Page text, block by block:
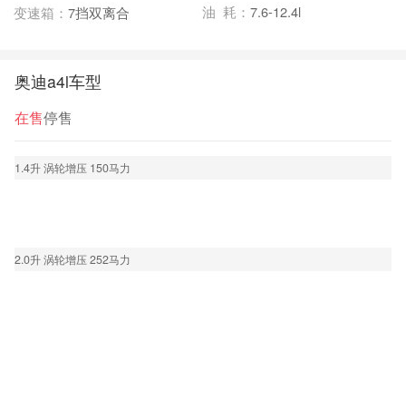
变速箱： 7挡双离合 油 耗： 7.6-12.4l
奥迪a4l车型
在售停售
1.4升 涡轮增压 150马力
2.0升 涡轮增压 252马力